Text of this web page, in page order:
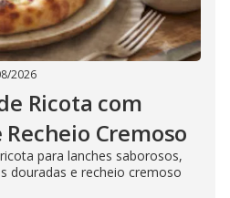
2026
Ricota com
Cremoso
para lanches saborosos,
douradas e recheio cremoso